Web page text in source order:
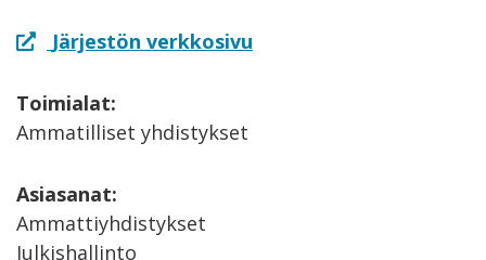
Järjestön verkkosivu
Toimialat:
Ammatilliset yhdistykset
Asiasanat:
Ammattiyhdistykset
Julkishallinto